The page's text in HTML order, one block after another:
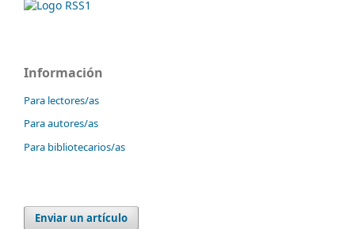
Información
Para lectores/as
Para autores/as
Para bibliotecarios/as
Enviar un artículo